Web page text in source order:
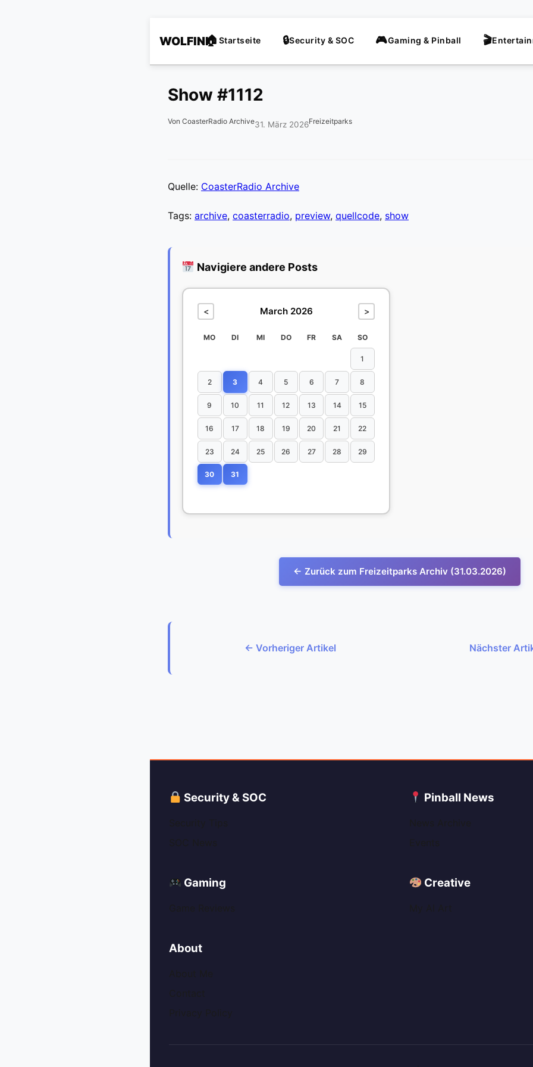
WOLFINI Startseite Security & SOC Gaming & Pinball
Show #1112
Von CoasterRadio Archive31. März 2026Freizeitparks
Quelle: CoasterRadio Archive
Tags: archive, coasterradio, preview, quellcode, show
Navigiere andere Posts
< March 2026 >
MO DI MI DO FR SA SO
1
2 3 4 5 6 7 8
9 10 11 12 13 14 15
16 17 18 19 20 21 22
23 24 25 26 27 28 29
30 31
← Zurück zum Freizeitparks Archiv (31.03.2026)
← Vorheriger Artikel Nächster
Security & SOC Pinball News
Gaming Creative
About